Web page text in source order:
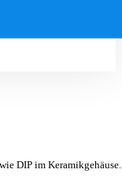
DIP im Keramikgehäuse.